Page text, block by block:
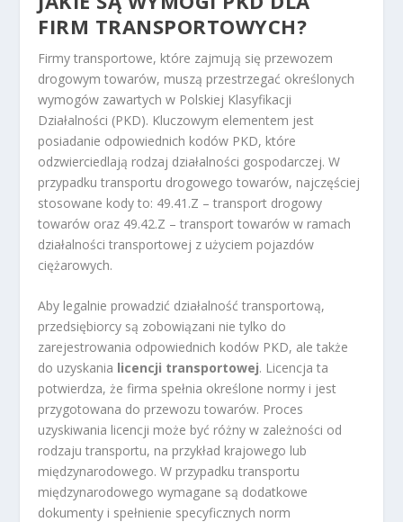
FIRM TRANSPORTOWYCH?
Firmy transportowe, które zajmują się przewozem
drogowym towarów, muszą przestrzegać określonych
wymogów zawartych w Polskiej Klasyfikacji
Działalności (PKD). Kluczowym elementem jest
posiadanie odpowiednich kodów PKD, które
odzwierciedlają rodzaj działalności gospodarczej. W
przypadku transportu drogowego towarów, najczęściej
stosowane kody to: 49.41.Z – transport drogowy
towarów oraz 49.42.Z – transport towarów w ramach
działalności transportowej z użyciem pojazdów
ciężarowych.
Aby legalnie prowadzić działalność transportową,
przedsiębiorcy są zobowiązani nie tylko do
zarejestrowania odpowiednich kodów PKD, ale także
do uzyskania licencji transportowej. Licencja ta
potwierdza, że firma spełnia określone normy i jest
przygotowana do przewozu towarów. Proces
uzyskiwania licencji może być różny w zależności od
rodzaju transportu, na przykład krajowego lub
międzynarodowego. W przypadku transportu
międzynarodowego wymagane są dodatkowe
dokumenty i spełnienie specyficznych norm